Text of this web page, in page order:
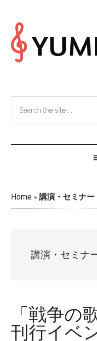
main
content
secondary
menu
primary
sidebar
footer
the
Home »講演・セミナー
講演・セミナ
「戦争の
刊行イベ